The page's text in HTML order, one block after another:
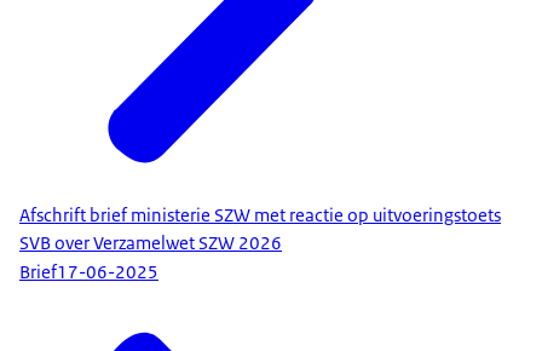
Afschrift brief ministerie SZW met reactie op uitvoeringstoets
SVB over Verzamelwet SZW 2026
Brief17-06-2025